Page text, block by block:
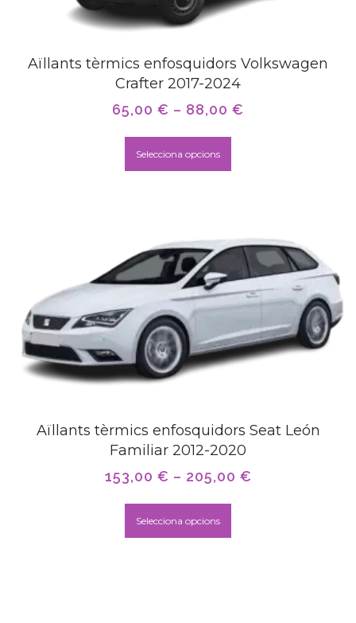
Aïllants tèrmics enfosquidors Volkswagen
Crafter 2017-2024
65,00 € – 88,00 €
Selecciona opcions
Aïllants tèrmics enfosquidors Seat León
Familiar 2012-2020
153,00 € – 205,00 €
Selecciona opcions